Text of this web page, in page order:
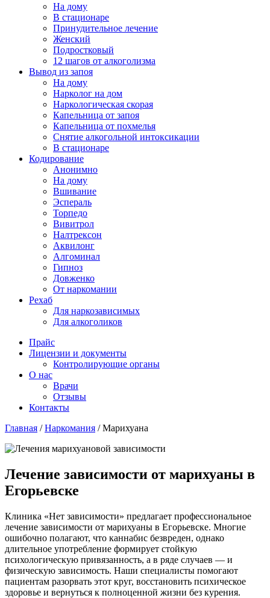
На дому
В стационаре
Принудительное лечение
Женский
Подростковый
12 шагов от алкоголизма
Вывод из запоя
На дому
Нарколог на дом
Наркологическая скорая
Капельница от запоя
Капельница от похмелья
Снятие алкогольной интоксикации
В стационаре
Кодирование
Анонимно
На дому
Вшивание
Эспераль
Торпедо
Вивитрол
Налтрексон
Аквилонг
Алгоминал
Гипноз
Довженко
От наркомании
Рехаб
Для наркозависимых
Для алкоголиков
Прайс
Лицензии и документы
Контролирующие органы
О нас
Врачи
Отзывы
Контакты
Главная /Наркомания /Марихуана
Лечение зависимости от марихуаны в
Егорьевске
Клиника «Нет зависимости» предлагает профессиональное
лечение зависимости от марихуаны в Егорьевске. Многие
ошибочно полагают, что каннабис безвреден, однако
длительное употребление формирует стойкую
психологическую привязанность, а в ряде случаев — и
физическую зависимость. Наши специалисты помогают
пациентам разорвать этот круг, восстановить психическое
здоровье и вернуться к полноценной жизни без курения.